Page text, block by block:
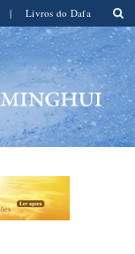
| Livros do Dafa